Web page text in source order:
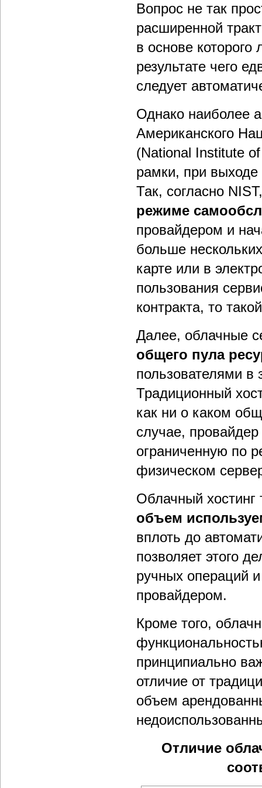
Вопрос не так
расширенной
в основе которого
результате чего
следует
Однако наиболее
Американского
(National Institute
рамки, при выходе
Так, согласно
режиме
провайдером и
больше
карте или в
пользования
контракта, то
Далее, облачные
общего пула
пользователями в
Традиционный
как ни о каком
случае,
ограниченную по
физическом
Облачный
объем
вплоть до
позволяет этого
ручных операций
провайдером.
Кроме того,
принципиально
отличие от
объем
Отличие